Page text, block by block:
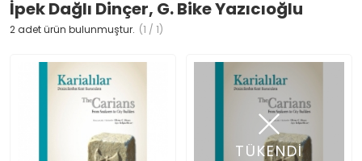
İpek Dağlı Dinçer, G. Bike Yazıcıoğlu
2 adet ürün bulunmuştur. (1 / 1)
TÜKENDİ